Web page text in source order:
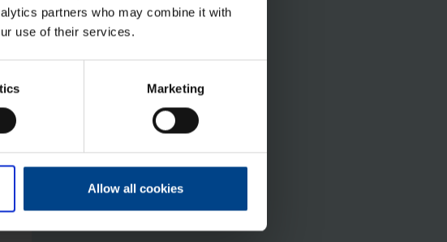
partners who may combine it with
use of their services.
Marketing
Allow all cookies